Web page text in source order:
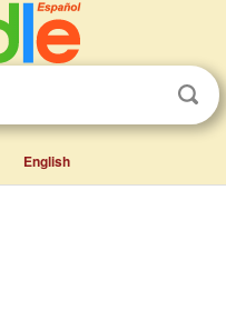
English